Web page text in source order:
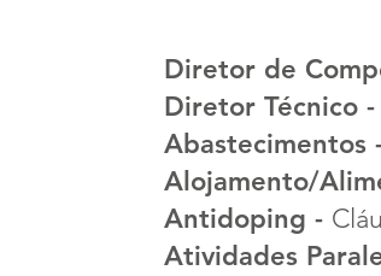
Diretor de
Diretor Técnico -
Abastecimentos
Alojamento/
Antidoping -
Atividades